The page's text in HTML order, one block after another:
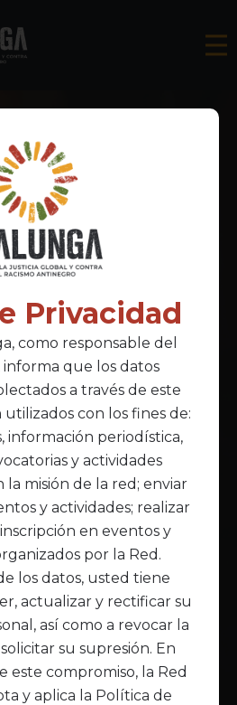
la Red
sostiene
memorias y
desde la autonomía,
colectivo.
transnacional y
con el compromiso
organizaciones que creen en
de la vida
saberes y resistencias.
Privacidad
como responsable del
que los datos
a través de este
con los fines de:
información periodística,
y actividades
la misión de la red; enviar
y actividades; realizar
en eventos y
por la Red.
los datos, usted tiene
actualizar y rectificar su
así como a revocar la
su supresión. En
este compromiso, la Red
y aplica la Política de